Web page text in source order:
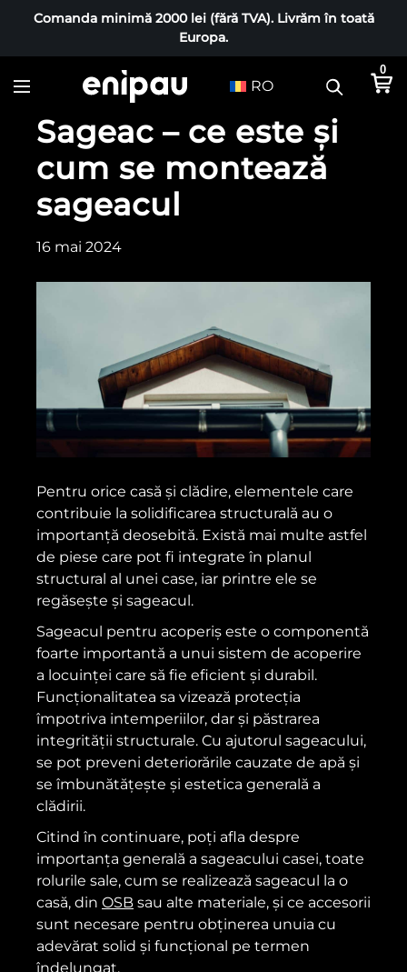
Comanda minimă 2000 lei (fără TVA). Livrăm în toată
Europa.
RO
0
Sageac – ce este și
cum se montează
sageacul
16 mai 2024
Pentru orice casă și clădire, elementele care
contribuie la solidificarea structurală au o
importanță deosebită. Există mai multe astfel
de piese care pot fi integrate în planul
structural al unei case, iar printre ele se
regăsește și sageacul.
Sageacul pentru acoperiș este o componentă
foarte importantă a unui sistem de acoperire
a locuinței care să fie eficient și durabil.
Funcționalitatea sa vizează protecția
împotriva intemperiilor, dar și păstrarea
integrității structurale. Cu ajutorul sageacului,
se pot preveni deteriorările cauzate de apă și
se îmbunătățește și estetica generală a
clădirii.
Citind în continuare, poți afla despre
importanța generală a sageacului casei, toate
rolurile sale, cum se realizează sageacul la o
casă, din OSB sau alte materiale, și ce accesorii
sunt necesare pentru obținerea unuia cu
adevărat solid și funcțional pe termen
îndelungat.